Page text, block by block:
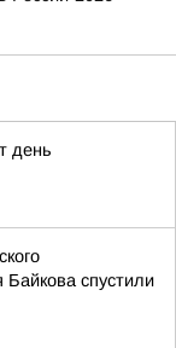
день
спустили